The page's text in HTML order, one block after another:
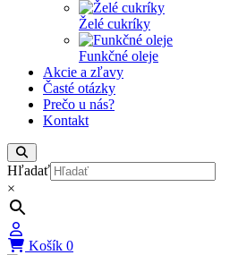
Želé cukríky
Funkčné oleje
Akcie a zľavy
Časté otázky
Prečo u nás?
Kontakt
Hľadať
×
Košík 0